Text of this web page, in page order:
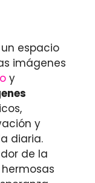
espacio
imágenes
y
y
diaria.
de la